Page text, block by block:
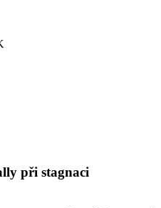
při stagnaci